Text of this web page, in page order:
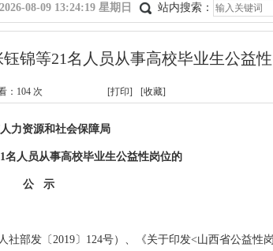
站内搜索：
2026-08-09 13:24:19 星期日
锦等21名人员从事高校毕业生公益
： 104 次 [打印] [收藏]
力资源和社会保障局
名人员从事高校毕业生公益性岗位的
公 示
社部发〔 2019〕 124号） 《关于印发<山西省公益性